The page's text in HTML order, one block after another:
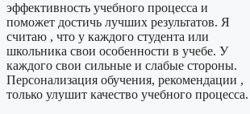
эффективность учебного процесса и
поможет достичь лучших результатов. Я
считаю , что у каждого студента или
школьника свои особенности в учебе. У
каждого свои сильные и слабые стороны.
Персонализация обучения, рекомендации ,
только улушит качество учебного процесса.